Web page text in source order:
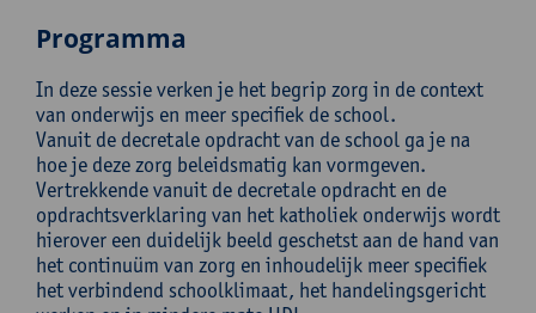
Programma
In deze sessie verken je het begrip zorg in de context
van onderwijs en meer specifiek de school.
Vanuit de decretale opdracht van de school ga je na
hoe je deze zorg beleidsmatig kan vormgeven.
Vertrekkende vanuit de decretale opdracht en de
opdrachtsverklaring van het katholiek onderwijs wordt
hierover een duidelijk beeld geschetst aan de hand van
het continuüm van zorg en inhoudelijk meer specifiek
het verbindend schoolklimaat, het handelingsgericht